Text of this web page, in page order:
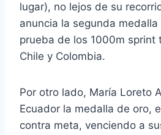
lugar), no lejos de su
anuncia la segunda
prueba de los 1000m sprint
Chile y Colombia.
Por otro lado, María Loreto
Ecuador la medalla de oro,
contra meta, venciendo a